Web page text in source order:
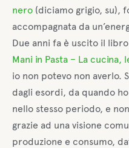
nero (diciamo grigio, su),
accompagnata da
Due anni fa è uscito il
Mani in Pasta – La cucina,
io non potevo non averlo.
dagli esordi, da quando
nello stesso periodo, e
grazie ad una visione
produzione e consumo,